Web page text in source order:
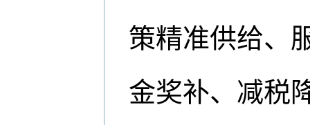
策精准供给、
金奖补、减税